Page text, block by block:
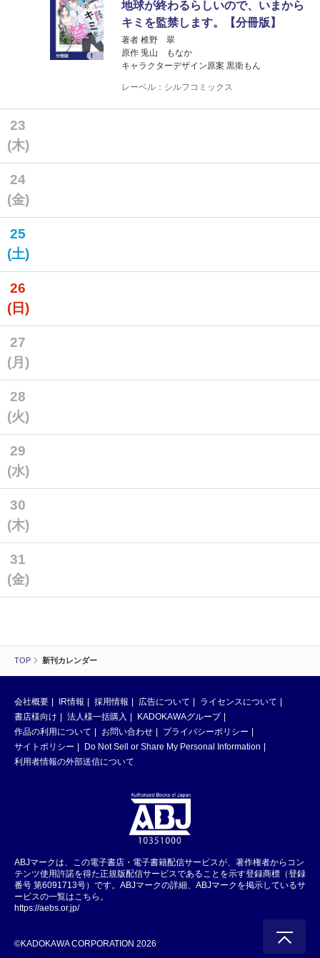
TOP 新刊カレンダー
地球が終わるらしいので、いまから
キミを監禁します。【分冊版】
著者 椎野 翠
原作 兎山 もなか
キャラクターデザイン原案 黒衛もん
レーベル：シルフコミックス
23
(木)
24
(金)
25
(土)
26
(日)
27
(月)
28
(火)
29
(水)
30
(木)
31
(金)
会社概要 IR情報 採用情報 広告について
ライセンスについて
書店様向け
法人様一括購入
KADOKAWAグループ
作品の利用について
お問い合わせ
プライバシーポリシー
サイトポリシー
Do Not Sell or Share My Personal Information
利用者情報の外部送信について
ABJマークは、この電子書店・電子書籍配信サービスが、著作権者からコン
テンツ使用許諾を得た正規版配信サービスであることを示す登録商標（登録
番号 第6091713号）です。ABJマークの詳細、ABJマークを掲示しているサ
ービスの一覧はこちら。
https://aebs.or.jp/
©KADOKAWA CORPORATION 2026